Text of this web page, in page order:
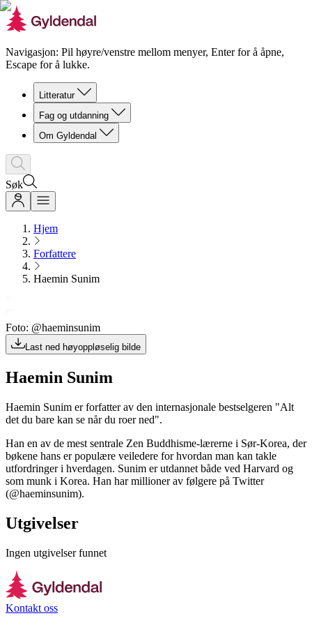
Navigasjon: Pil høyre/venstre mellom menyer, Enter for å åpne,
Escape for å lukke.
Litteratur
Fag og utdanning
Om Gyldendal
Søk
Hjem
Forfattere
Haemin Sunim
Foto: @haeminsunim
Last ned høyoppløselig bilde
Haemin Sunim
Haemin Sunim er forfatter av den internasjonale bestselgeren "Alt
det du bare kan se når du roer ned".
Han en av de mest sentrale Zen Buddhisme-lærerne i Sør-Korea, der
bøkene hans er populære veiledere for hvordan man kan takle
utfordringer i hverdagen. Sunim er utdannet både ved Harvard og
som munk i Korea. Han har millioner av følgere på Twitter
(@haeminsunim).
Utgivelser
Ingen utgivelser funnet
Kontakt oss